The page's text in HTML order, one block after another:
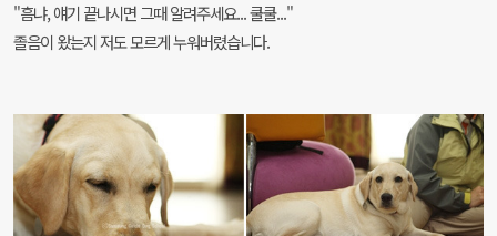
"흠냐, 얘기 끝나시면 그때 알려주세요... 쿨쿨..."
졸음이 왔는지 저도 모르게 누워버렸습니다.